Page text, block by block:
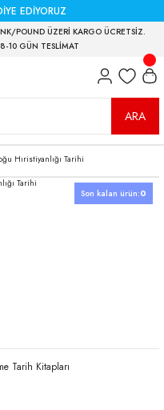
EDİYORUZ
POUND ÜZERİ KARGO ÜCRETSİZ.
10 GÜN TESLİMAT
ARA
Hıristiyanlığı Tarihi
Son kalan ürün:0
Tarih Kitapları